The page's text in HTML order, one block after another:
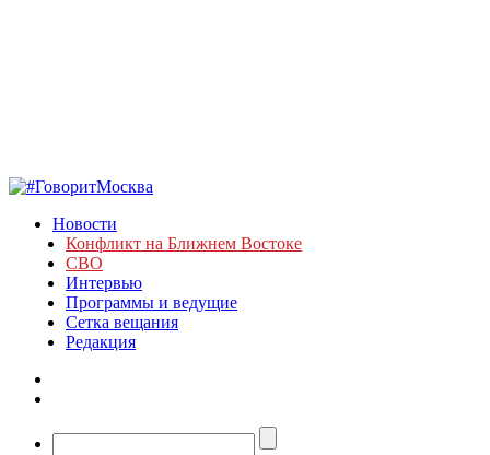
Новости
Конфликт на Ближнем Востоке
СВО
Интервью
Программы и ведущие
Сетка вещания
Редакция